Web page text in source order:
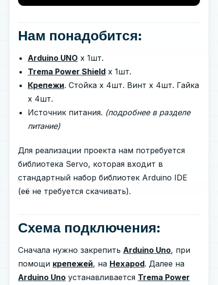
Нам понадобится:
Arduino UNO х 1шт.
Trema Power Shield х 1шт.
Крепежи. Стойка x 4шт. Винт x 4шт. Гайка
x 4шт.
Источник питания. (подробнее в разделе
питание)
Для реализации проекта нам потребуется
библиотека Servo, которая входит в
стандартный набор библиотек Arduino IDE
(её не требуется скачивать).
Схема подключения:
Сначала нужно закрепить Arduino Uno, при
помощи крепежей, на Hexapod. Далее на
Arduino Uno устанавливается Trema Power